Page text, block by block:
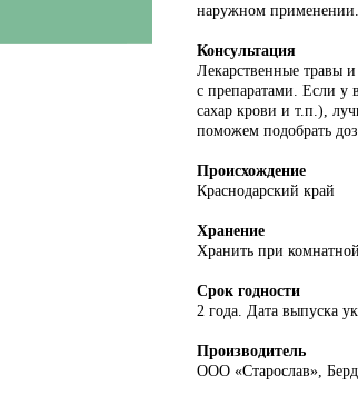
наружном применении.
Консультация
Лекарственные травы
с препаратами. Если у
сахар крови и т.п.),
поможем подобрать
Происхождение
Краснодарский край
Хранение
Хранить при
Срок годности
2 года. Дата выпуска
Производитель
ООО «Старослав»,